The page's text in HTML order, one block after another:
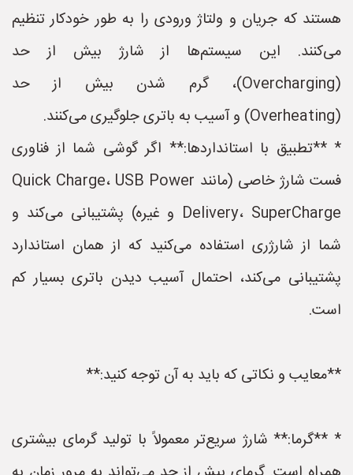
هستند که جریان و ولتاژ ورودی را به طور خودکار تنظیم
می‌کنند. این سیستم‌ها از شارژ بیش از حد
(Overcharging)، گرم شدن بیش از حد
(Overheating) و آسیب به باتری جلوگیری می‌کنند.
* **تطبیق با استانداردها:** اگر گوشی شما از فناوری
فست شارژ خاصی (مانند Quick Charge، USB Power
Delivery، SuperCharge و غیره) پشتیبانی می‌کند و
شما از شارژری استفاده می‌کنید که از همان استاندارد
پشتیبانی می‌کند، احتمال آسیب دیدن باتری بسیار کم
است.
**معایب و نکاتی که باید به آن توجه کنید:**
* **گرما:** شارژ سریع‌تر معمولاً با تولید گرمای بیشتری